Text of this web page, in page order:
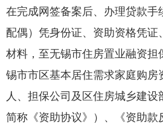
在完成网签备案后、办理贷款手
配偶）凭身份证、资助资格凭证
材料，至无锡市住房置业融资担
锡市市区基本居住需求家庭购房
人、担保公司及区住房城乡建
简称《资助协议》）、《资助款